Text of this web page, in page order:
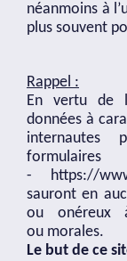
néanmoins à
plus souvent
Rappel :
En vertu de
données à
internautes
- https://
sauront en
ou onéreux
ou morales.
Le but de ce